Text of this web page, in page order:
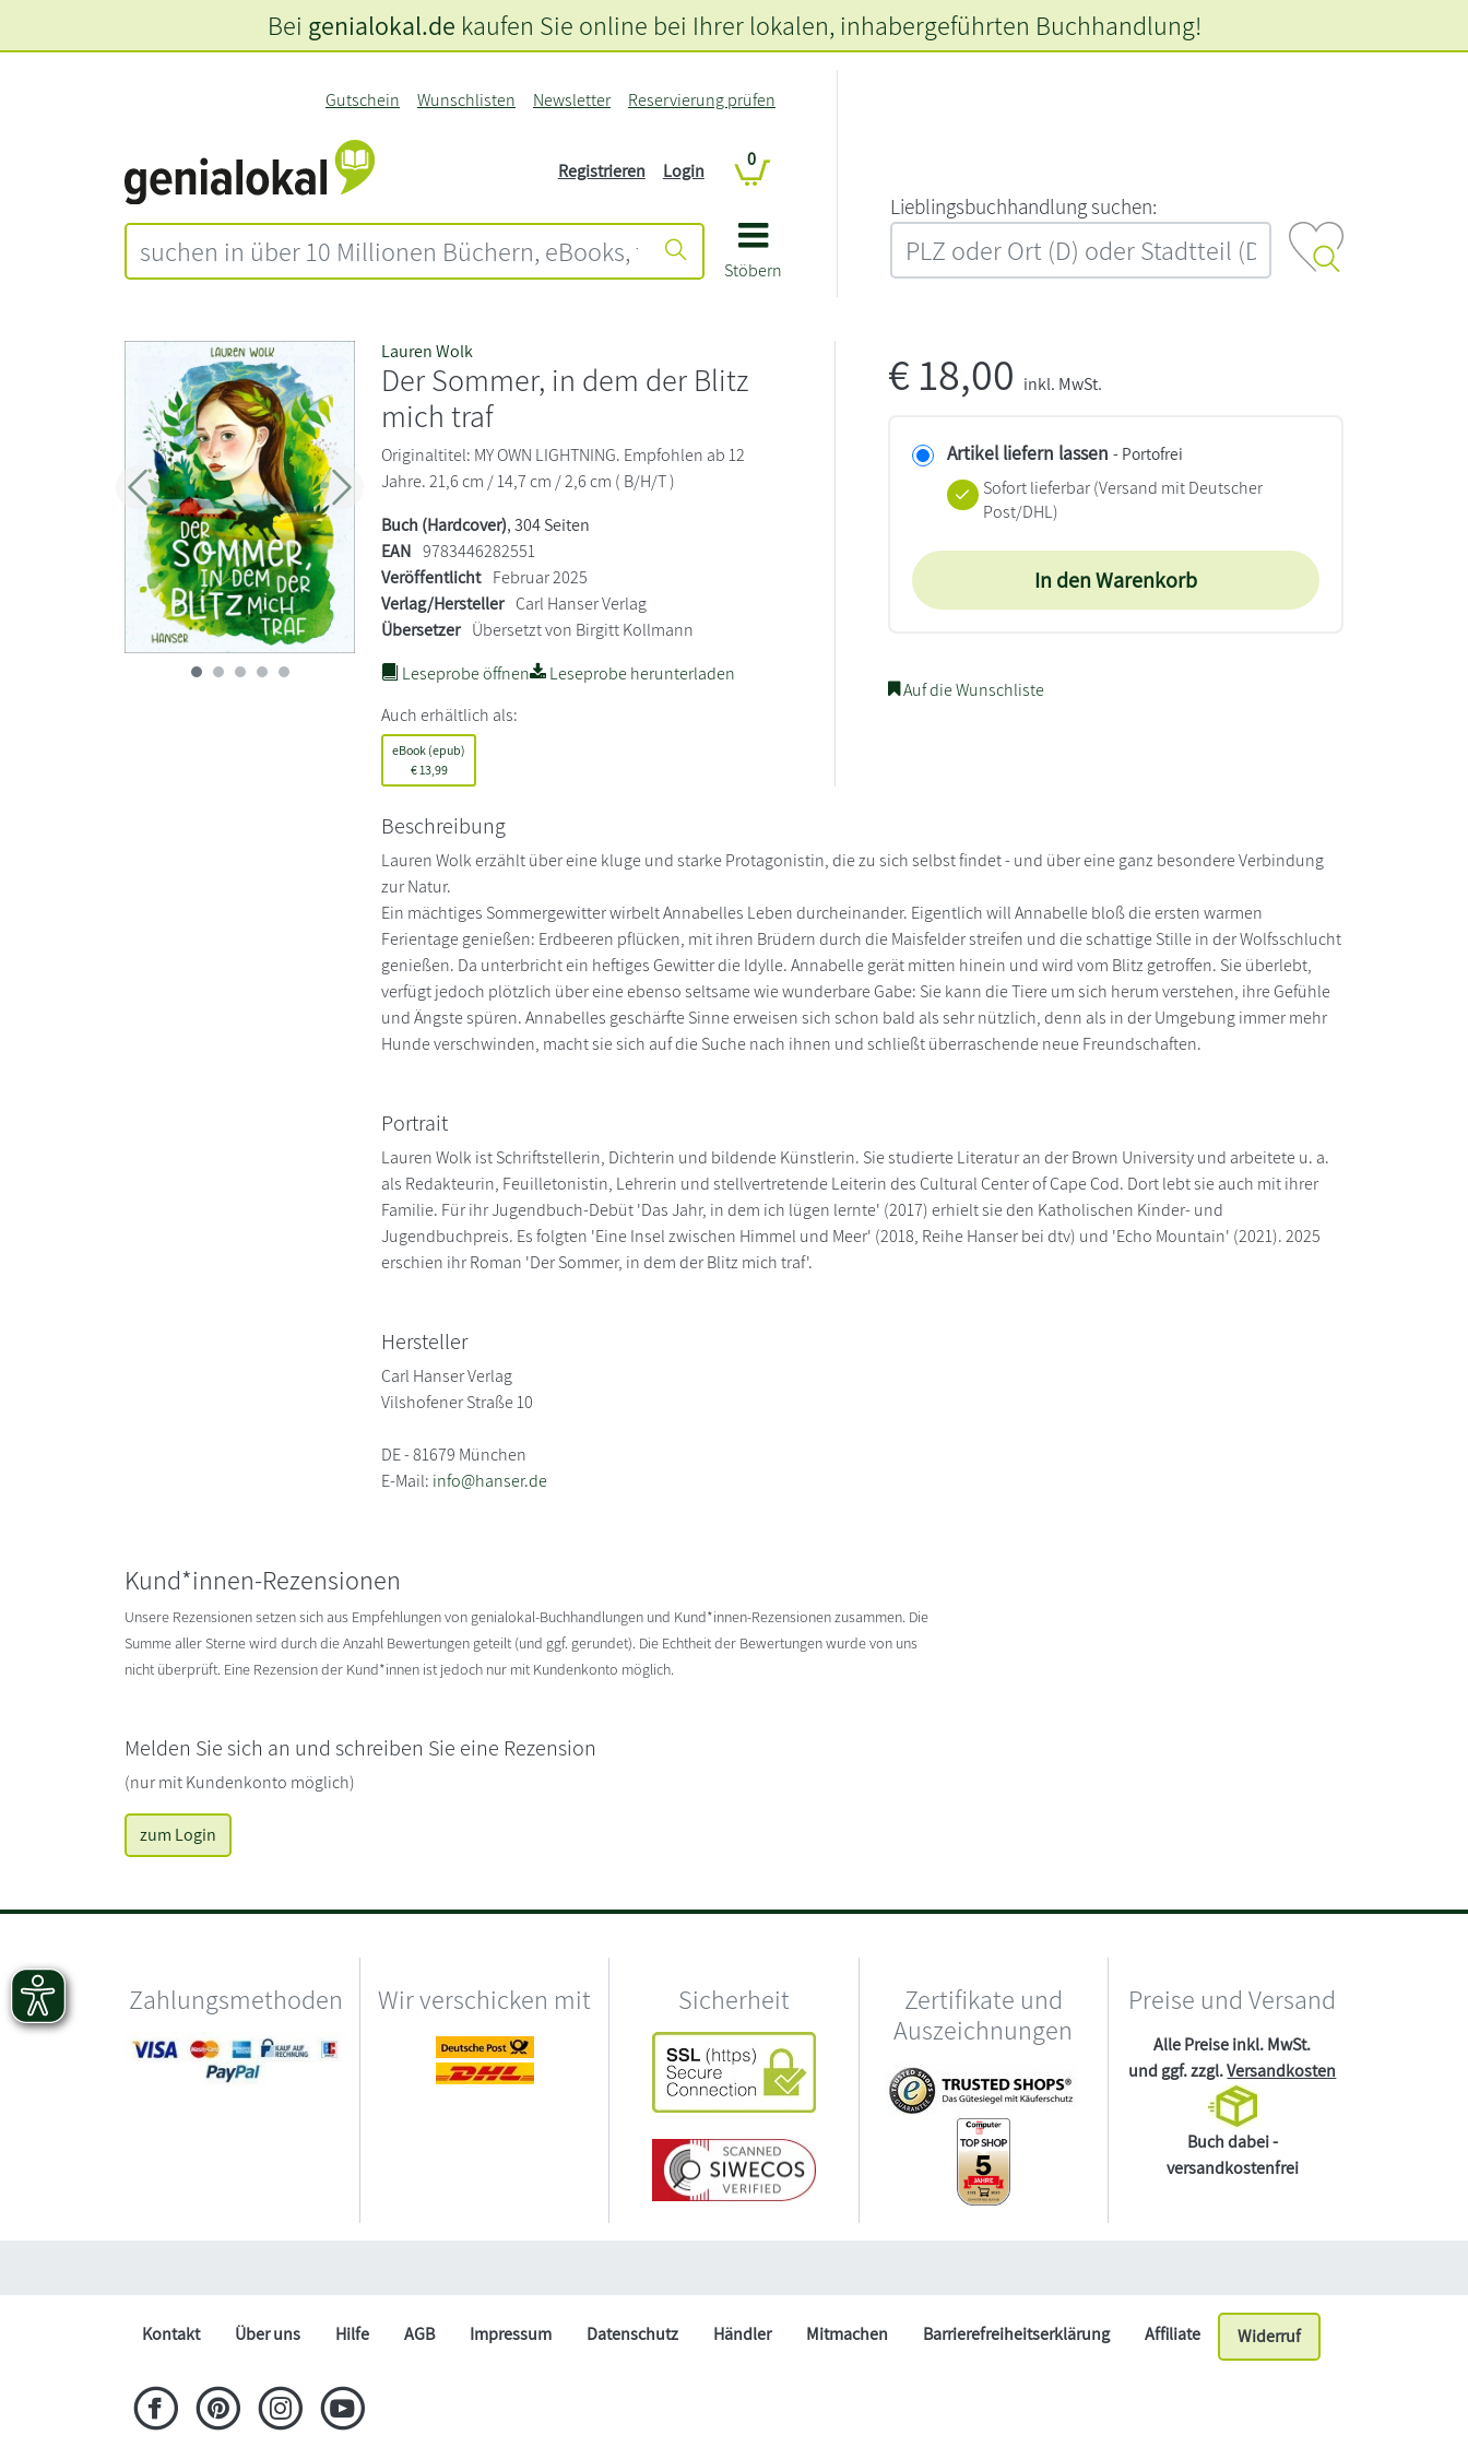
Stöbern
Gutschein Wunschlisten Newsletter Reservierung prüfen
Registrieren Login
0
L‍i‍e‍b‍l‍i‍n‍g‍s‍b‍u‍c‍h‍h‍a‍n‍d‍l‍u‍n‍g‍ ‍s‍u‍c‍h‍e‍n‍:‍
Bei genialokal.de kaufen Sie online bei Ihrer lokalen, inhabergeführten Buchhandlung!
Zurück Weiter
Lauren Wolk
Der Sommer, in dem der Blitz
mich traf
Originaltitel: MY OWN LIGHTNING. Empfohlen ab 12
Jahre. 21,6 cm / 14,7 cm / 2,6 cm ( B/H/T )
Buch (Hardcover), 304 Seiten
EAN 9783446282551
Veröffentlicht Februar 2025
Verlag/Hersteller Carl Hanser Verlag
Übersetzer Übersetzt von Birgitt Kollmann
Leseprobe öffnen
Leseprobe herunterladen
Auch erhältlich als:
eBook (epub)
€13,99
€18,00 inkl. MwSt.
Artikel liefern lassen - Portofrei
Sofort lieferbar(Versand mit Deutscher
Post/DHL)
In den Warenkorb
Auf die Wunschliste
Beschreibung
Lauren Wolk erzählt über eine kluge und starke Protagonistin, die zu sich selbst findet - und über eine ganz besondere Verbindung
zur Natur.
Ein mächtiges Sommergewitter wirbelt Annabelles Leben durcheinander. Eigentlich will Annabelle bloß die ersten warmen
Ferientage genießen: Erdbeeren pflücken, mit ihren Brüdern durch die Maisfelder streifen und die schattige Stille in der Wolfsschlucht
genießen. Da unterbricht ein heftiges Gewitter die Idylle. Annabelle gerät mitten hinein und wird vom Blitz getroffen. Sie überlebt,
verfügt jedoch plötzlich über eine ebenso seltsame wie wunderbare Gabe: Sie kann die Tiere um sich herum verstehen, ihre Gefühle
und Ängste spüren. Annabelles geschärfte Sinne erweisen sich schon bald als sehr nützlich, denn als in der Umgebung immer mehr
Hunde verschwinden, macht sie sich auf die Suche nach ihnen und schließt überraschende neue Freundschaften.
Portrait
Lauren Wolk ist Schriftstellerin, Dichterin und bildende Künstlerin. Sie studierte Literatur an der Brown University und arbeitete u. a.
als Redakteurin, Feuilletonistin, Lehrerin und stellvertretende Leiterin des Cultural Center of Cape Cod. Dort lebt sie auch mit ihrer
Familie. Für ihr Jugendbuch-Debüt 'Das Jahr, in dem ich lügen lernte' (2017) erhielt sie den Katholischen Kinder- und
Jugendbuchpreis. Es folgten 'Eine Insel zwischen Himmel und Meer' (2018, Reihe Hanser bei dtv) und 'Echo Mountain' (2021). 2025
erschien ihr Roman 'Der Sommer, in dem der Blitz mich traf'.
Hersteller
Carl Hanser Verlag
Vilshofener Straße 10
DE - 81679 München
E-Mail: info@hanser.de
Kund*innen-Rezensionen
Unsere Rezensionen setzen sich aus Empfehlungen von genialokal-Buchhandlungen und Kund*innen-Rezensionen zusammen. Die
Summe aller Sterne wird durch die Anzahl Bewertungen geteilt (und ggf. gerundet). Die Echtheit der Bewertungen wurde von uns
nicht überprüft. Eine Rezension der Kund*innen ist jedoch nur mit Kundenkonto möglich.
Melden Sie sich an und schreiben Sie eine Rezension
(nur mit Kundenkonto möglich)
zum Login
Zahlungsmethoden Wir verschicken mit Sicherheit
Zertifikate und
Auszeichnungen
Preise und Versand
Alle Preise inkl. MwSt.
und ggf. zzgl.Versandkosten
Buch dabei -
versandkostenfrei
Kontakt Über uns Hilfe AGB Impressum Datenschutz Händler Mitmachen Barrierefreiheitserklärung Affiliate Widerruf